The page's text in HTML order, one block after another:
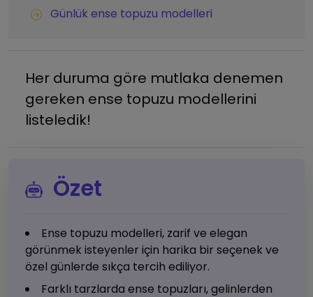
Günlük ense topuzu modelleri
Her duruma göre mutlaka denemen
gereken ense topuzu modellerini
listeledik!
Özet
Ense topuzu modelleri, zarif ve elegan
görünmek isteyenler için harika bir seçenek ve
özel günlerde sıkça tercih ediliyor.
Farklı tarzlarda ense topuzları, gelinlerden